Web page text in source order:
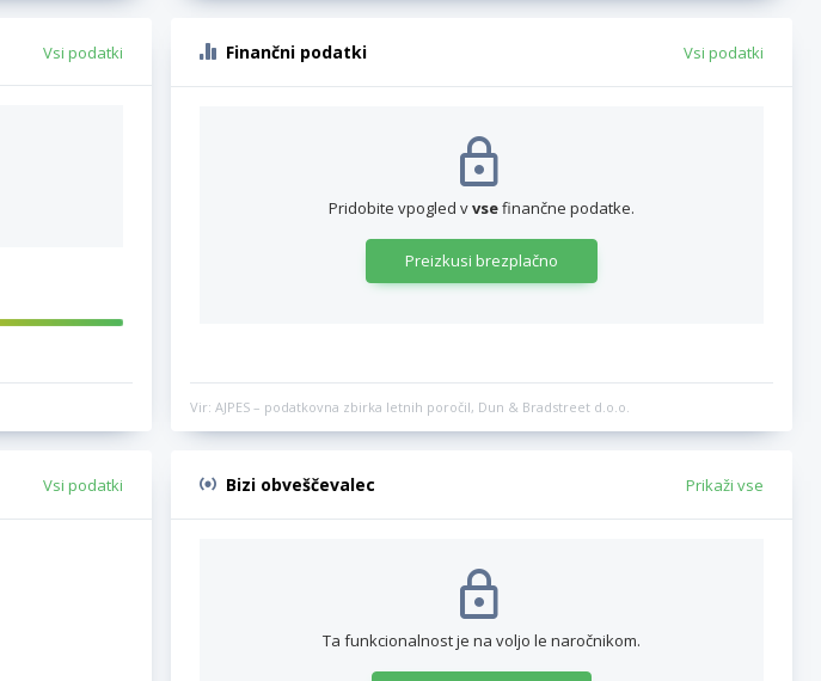
Vsi podatki Finančni podatki Vsi podatki
Pridobite vpogled vvsefinančne podatke.
Preizkusi brezplačno
Vir: AJPES – podatkovna zbirka letnih poročil, Dun & Bradstreet d.o.o.
Vsi podatki Bizi obveščevalec Prikaži vse
Ta funkcionalnost je na voljo le naročnikom.